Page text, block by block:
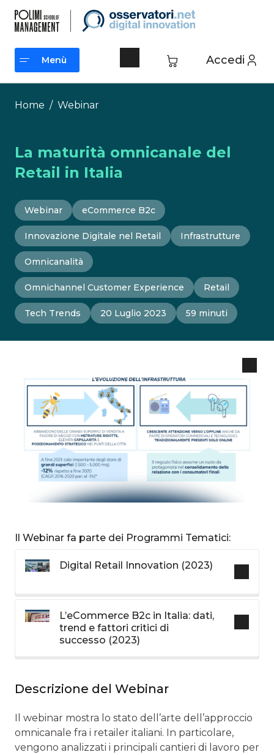
contenuto
Accedi
Menù
Menù
Home / Webinar
La maturità omnicanale del
Retail in Italia
Webinar eCommerce B2c
Innovazione Digitale nel Retail Infrastrutture
Omnicanalità
Omnichannel Customer Experience Retail
Tech Trends 20 Luglio 2023 59 minuti
Il Webinar fa parte dei Programmi Tematici:
Digital Retail Innovation (2023)
L’eCommerce B2c in Italia: dati,
trend e fattori critici di
successo (2023)
Descrizione del Webinar
Il webinar mostra lo stato dell’arte dell’approccio
omnicanale fra i retailer italiani. In particolare,
vengono analizzati i principali cantieri di lavoro per